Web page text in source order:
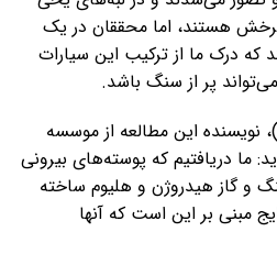
هستند، اما محققان در یک
که درک ما از ترکیب این سیارات
پر از سنگ باشد.
یامیلا میگل(Yamila Miguel)، نویسنده این مطالعه از موسسه
ما دریافتیم که پوسته‌های بیرونی
و گاز هیدروژن و هلیوم ساخته
مبنی بر این است که آنها